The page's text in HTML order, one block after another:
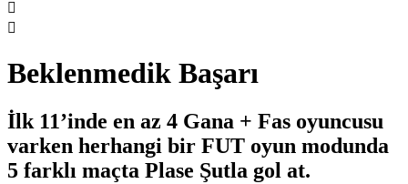


Beklenmedik Başarı
İlk 11’inde en az 4 Gana + Fas oyuncusu
varken herhangi bir FUT oyun modunda
5 farklı maçta Plase Şutla gol at.